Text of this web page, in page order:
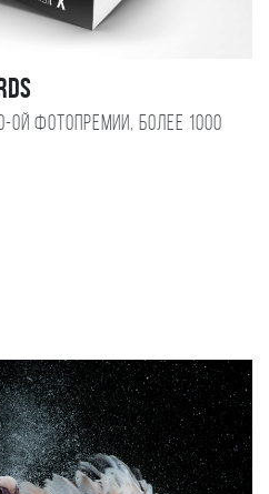
ой фотопремии, более 1000